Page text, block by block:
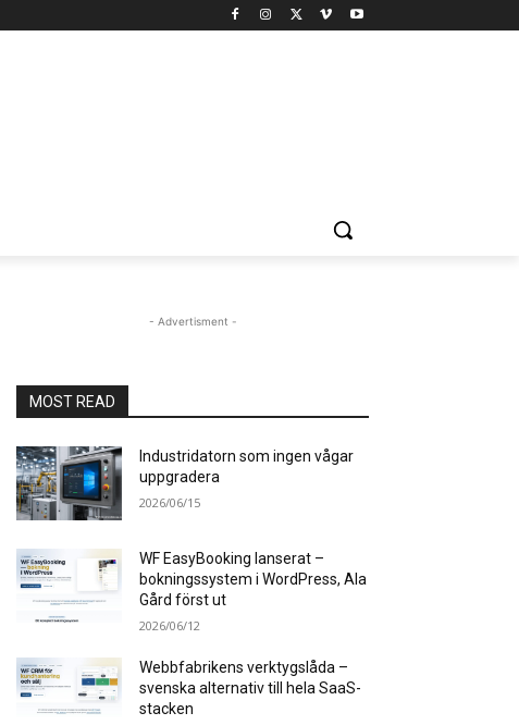
- Advertisment -
MOST READ
Industridatorn som ingen vågar
uppgradera
2026/06/15
WF EasyBooking lanserat –
bokningssystem i WordPress, Ala
Gård först ut
2026/06/12
Webbfabrikens verktygslåda –
svenska alternativ till hela SaaS-
stacken